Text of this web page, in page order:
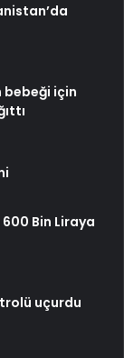
için
Bin Liraya
uçurdu